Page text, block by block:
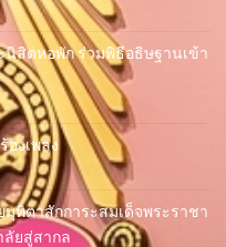
สิตหอพัก ร่วมพิธีอธิษฐานเข้า
งเพลง
ทิตาสักการะสมเด็จพระราชา
ยสู่สากล